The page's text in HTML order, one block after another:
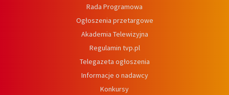
Rada Programowa
Ogłoszenia przetargowe
Akademia Telewizyjna
Regulamin tvp.pl
Telegazeta ogłoszenia
Informacje o nadawcy
Konkursy